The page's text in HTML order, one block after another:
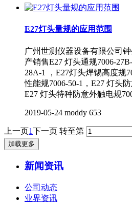
E27灯头量规的应用范围
广州世测仪器设备有限公司
产销售E27 灯头通规7006-
28A-1 ，E27灯头焊锡高度规
性能规7006-50-1，E27 灯头
E27 灯头特种防意外触电规
2019-05-24 moddy 653
上一页1下一页 转至第
加载更多
新闻资讯
公司动态
业界资讯